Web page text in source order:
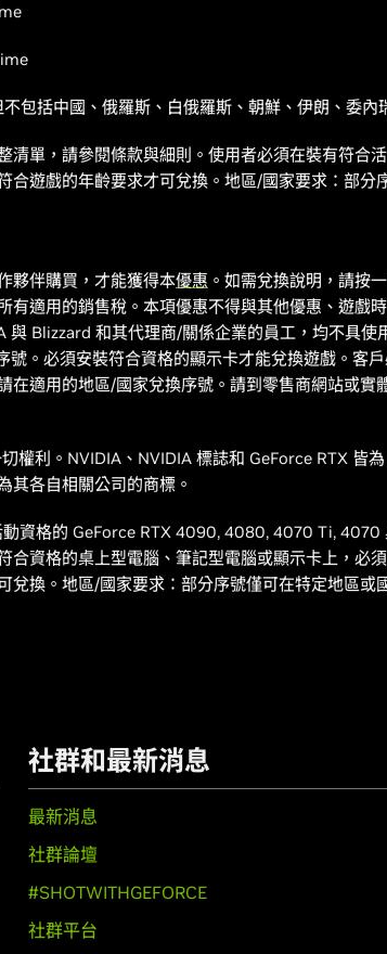
包括中國、俄羅斯、白俄羅斯、朝鮮、伊朗、委內
清單，請參閱條款與細則。使用者必須在裝有符合
合遊戲的年齡要求才可兌換。地區/國家要求：部
夥伴購買，才能獲得本優惠 。如需兌換說明，請按
有適用的銷售稅。本項優惠不得與其他優惠、遊戲
與 Blizzard 和其代理商/關係企業的員工，均不具
號。必須安裝符合資格的顯示卡才能兌換遊戲。客
在適用的地區/國家兌換序號。請到零售商網站或
權利。NVIDIA、NVIDIA 標誌和 GeForce RTX 皆
其各自相關公司的商標。
資格的 GeForce RTX 4090, 4080, 4070 Ti,
合資格的桌上型電腦、筆記型電腦或顯示卡上，
兌換。地區/國家要求：部分序號僅可在特定地區
社群和最新消息
最新消息
社群論壇
#SHOTWITHGEFORCE
社群平台